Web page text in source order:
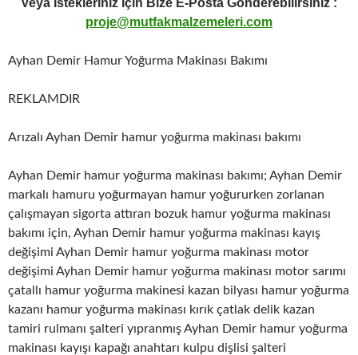
Veya İstekleriniz İçin Bize E-Posta Gönderebilirsiniz :
proje@mutfakmalzemeleri.com
Ayhan Demir Hamur Yoğurma Makinası Bakımı
REKLAMDIR
Arızalı Ayhan Demir hamur yoğurma makinası bakımı
Ayhan Demir hamur yoğurma makinası bakımı; Ayhan Demir
markalı hamuru yoğurmayan hamur yoğururken zorlanan
çalışmayan sigorta attıran bozuk hamur yoğurma makinası
bakımı için, Ayhan Demir hamur yoğurma makinası kayış
değişimi Ayhan Demir hamur yoğurma makinası motor
değişimi Ayhan Demir hamur yoğurma makinası motor sarımı
çatallı hamur yoğurma makinesi kazan bilyası hamur yoğurma
kazanı hamur yoğurma makinası kırık çatlak delik kazan
tamiri rulmanı şalteri yıpranmış Ayhan Demir hamur yoğurma
makinası kayışı kapağı anahtarı kulpu dişlisi şalteri